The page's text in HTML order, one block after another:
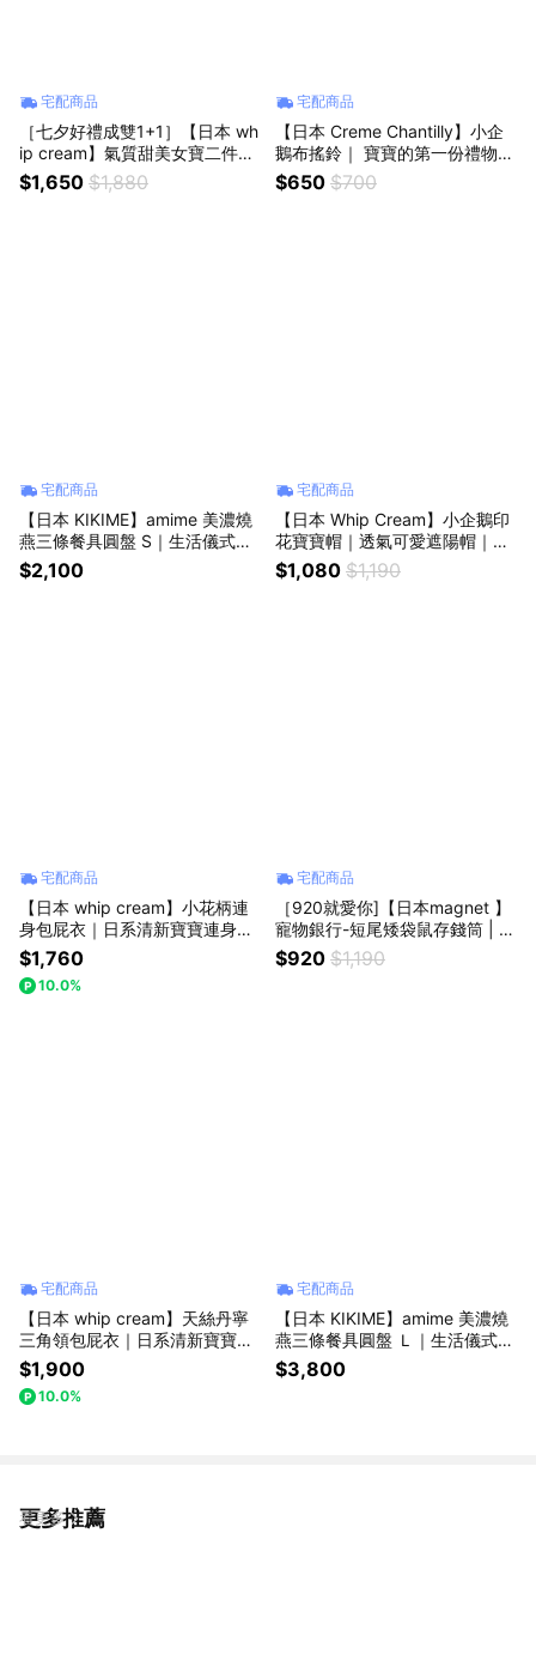
宅配商品
［七夕好禮成雙1+1］【日本 wh
ip cream】氣質甜美女寶二件組
圍兜＋髮帶｜ 寶寶的第一份禮物
｜ 新生兒禮物、滿月禮、彌月
$1,650 $1,880
宅配商品
【日本 Creme Chantilly】小企
鵝布搖鈴｜ 寶寶的第一份禮物
｜ 新生兒禮物、滿月禮、彌月
禮、生日禮、週歲禮
$650 $700
宅配商品
【日本 KIKIME】amime 美濃燒
燕三條餐具圓盤 S｜生活儀式感
｜生日禮物、母親節禮物、日本
職人手作食器、炸物盤、質感餐
$2,100
宅配商品
【日本 Whip Cream】小企鵝印
花寶寶帽｜透氣可愛遮陽帽｜寶
寶送禮推薦、日系品牌童帽、新
生兒禮物、兒童禮物、可愛必
$1,080 $1,190
宅配商品
【日本 whip cream】小花柄連
身包屁衣｜日系清新寶寶連身衣
｜新生兒送禮推薦、彌月禮、滿
月禮、寶寶爬服、夏季包屁衣、
嬰兒連身衣
$1,760
10.0%
宅配商品
［920就愛你]【日本magnet 】
寵物銀行-短尾矮袋鼠存錢筒 | 仿
真動物存錢筒｜可愛動物擺飾、
居家療癒小物、情人節禮物、生
$920 $1,190
宅配商品
【日本 whip cream】天絲丹寧
三角領包屁衣｜日系清新寶寶連
身衣｜新生兒送禮推薦、彌月
禮、滿月禮、寶寶爬服、夏季包
屁衣、嬰兒連身衣
$1,900
10.0%
宅配商品
【日本 KIKIME】amime 美濃燒
燕三條餐具圓盤 Ｌ｜生活儀式感
｜生日禮物、母親節禮物、日本
職人手作食器、炸物盤、質感餐
$3,800
更多推薦
看更多